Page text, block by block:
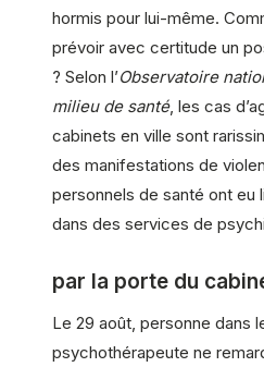
hormis pour lui-même.
prévoir avec certitude un
? Selon l’Observatoire
milieu de santé, les cas
cabinets en ville sont
des manifestations de
personnels de santé ont eu
dans des services de
par la porte du
Le 29 août, personne dans
psychothérapeute ne